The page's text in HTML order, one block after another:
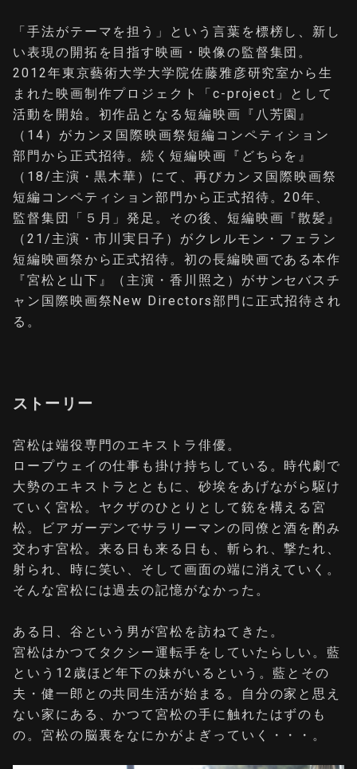
「手法がテーマを担う」という言葉を標榜し、新し
い表現の開拓を目指す映画・映像の監督集団。
2012年東京藝術大学大学院佐藤雅彦研究室から生
まれた映画制作プロジェクト「c-project」として
活動を開始。初作品となる短編映画『八芳園』
（14）がカンヌ国際映画祭短編コンペティション
部門から正式招待。続く短編映画『どちらを』
（18/主演・黒木華）にて、再びカンヌ国際映画祭
短編コンペティション部門から正式招待。20年、
監督集団「５月」発足。その後、短編映画『散髪』
（21/主演・市川実日子）がクレルモン・フェラン
短編映画祭から正式招待。初の長編映画である本作
『宮松と山下』（主演・香川照之）がサンセバスチ
ャン国際映画祭New Directors部門に正式招待され
る。
ストーリー
宮松は端役専門のエキストラ俳優。
ロープウェイの仕事も掛け持ちしている。時代劇で
大勢のエキストラとともに、砂埃をあげながら駆け
ていく宮松。ヤクザのひとりとして銃を構える宮
松。ビアガーデンでサラリーマンの同僚と酒を酌み
交わす宮松。来る日も来る日も、斬られ、撃たれ、
射られ、時に笑い、そして画面の端に消えていく。
そんな宮松には過去の記憶がなかった。
ある日、谷という男が宮松を訪ねてきた。
宮松はかつてタクシー運転手をしていたらしい。藍
という12歳ほど年下の妹がいるという。藍とその
夫・健一郎との共同生活が始まる。自分の家と思え
ない家にある、かつて宮松の手に触れたはずのも
の。宮松の脳裏をなにかがよぎっていく・・・。